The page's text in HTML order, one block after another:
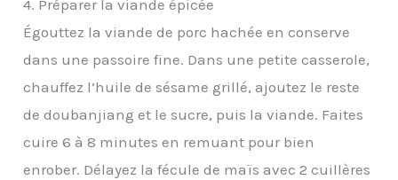
4. Préparer la viande épicée
Égouttez la viande de porc hachée en conserve
dans une passoire fine. Dans une petite casserole,
chauffez l’huile de sésame grillé, ajoutez le reste
de doubanjiang et le sucre, puis la viande. Faites
cuire 6 à 8 minutes en remuant pour bien
enrober. Délayez la fécule de maïs avec 2 cuillères